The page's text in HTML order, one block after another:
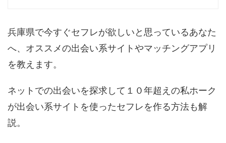
兵庫県で今すぐセフレが欲しいと思っているあなた
へ、オススメの出会い系サイトやマッチングアプリ
を教えます。
ネットでの出会いを探求して１０年超えの私ホーク
が出会い系サイトを使ったセフレを作る方法も解
説。